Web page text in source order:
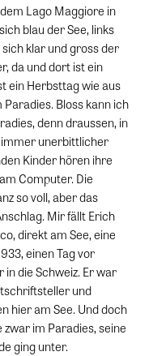
Lago Maggiore in
blau der See, links
klar und gross der
da und dort ist ein
ein Herbsttag wie aus
Bloss kann ich
denn draussen, in
immer unerbittlicher
Kinder hören ihre
Computer. Die
so voll, aber das
Mir fällt Erich
direkt am See, eine
einen Tag vor
die Schweiz. Er war
und
hier am See. Und doch
im Paradies, seine
ging unter.